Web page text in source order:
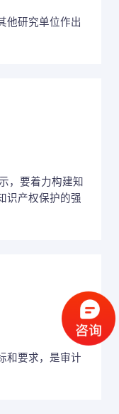
他研究单位作出
，要着力构建知
识产权保护的强
和要求，是审计